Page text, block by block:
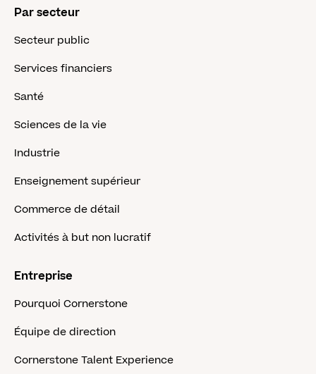
Par secteur
Secteur public
Services financiers
Santé
Sciences de la vie
Industrie
Enseignement supérieur
Commerce de détail
Activités à but non lucratif
Entreprise
Pourquoi Cornerstone
Équipe de direction
Cornerstone Talent Experience